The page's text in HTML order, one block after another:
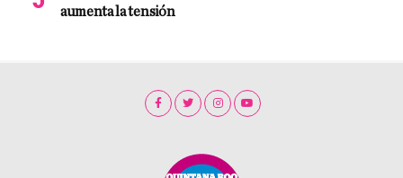
aumenta la tensión